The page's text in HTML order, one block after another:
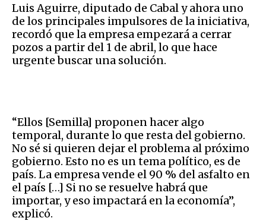
Luis Aguirre, diputado de Cabal y ahora uno
de los principales impulsores de la iniciativa,
recordó que la empresa empezará a cerrar
pozos a partir del 1 de abril, lo que hace
urgente buscar una solución.
“Ellos [Semilla] proponen hacer algo
temporal, durante lo que resta del gobierno.
No sé si quieren dejar el problema al próximo
gobierno. Esto no es un tema político, es de
país. La empresa vende el 90 % del asfalto en
el país […] Si no se resuelve habrá que
importar, y eso impactará en la economía”,
explicó.